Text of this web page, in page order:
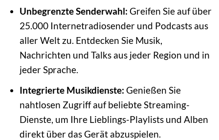
Unbegrenzte Senderwahl: Greifen Sie auf über
25.000 Internetradiosender und Podcasts aus
aller Welt zu. Entdecken Sie Musik,
Nachrichten und Talks aus jeder Region und in
jeder Sprache.
Integrierte Musikdienste: Genießen Sie
nahtlosen Zugriff auf beliebte Streaming-
Dienste, um Ihre Lieblings-Playlists und Alben
direkt über das Gerät abzuspielen.